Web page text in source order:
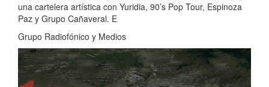
una cartelera artística con Yuridia, 90’s Pop Tour, Espinoza
Paz y Grupo Cañaveral. E
Grupo Radiofónico y Medios